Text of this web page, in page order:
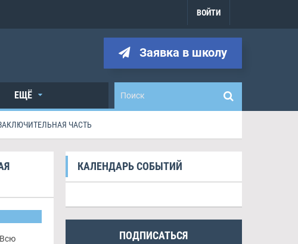
ВОЙТИ
Заявка в школу
ЕЩЁ
ЧАСТЬ
Всю
КАЛЕНДАРЬ СОБЫТИЙ
ПОДПИСАТЬСЯ